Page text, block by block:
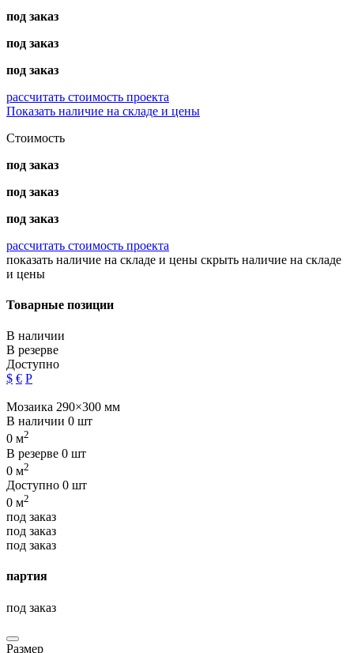
под заказ
под заказ
под заказ
рассчитать стоимость проекта
Показать наличие на складе и цены
Стоимость
под заказ
под заказ
под заказ
рассчитать стоимость проекта
показать наличие на складе и цены скрыть наличие на складе
и цены
Товарные позиции
В наличии
В резерве
Доступно
$ € Р
Мозаика 290×300 мм
В наличии 0 шт
0 м2
В резерве 0 шт
0 м2
Доступно 0 шт
0 м2
под заказ
под заказ
под заказ
партия
под заказ
Размер